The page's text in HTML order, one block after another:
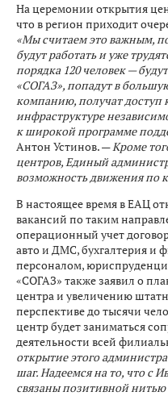
На церемонии открытия
что в регион приходит
«Мы считаем это важным,
будут работать и уже
порядка 120 человек —
«СОГАЗ», попадут в
компанию, получат доступ
инфраструктуре
к широкой программе
Антон Устинов. —Кроме
центров, Единый
возможность движения по
В настоящее время в ЕАЦ
вакансий по таким
операционный учет
авто и ДМС, бухгалтерия и
персоналом,
«СОГАЗ» также заявил о
центра и увеличению
перспективе до тысячи
центр будет заниматься
деятельности всей
открытие этого
шаг. Надеемся на то, что с
связаны позитивной нитью